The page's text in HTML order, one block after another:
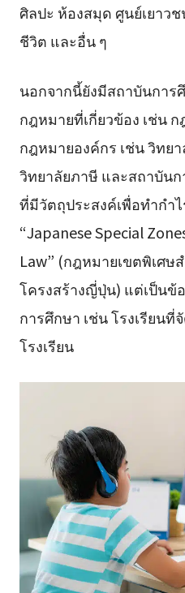
ศิลปะ ห้องสมุด ศูนย์เยาว
ชีวิต และอื่น ๆ
นอกจากนี้ยังมีสถาบันกา
กฎหมายที่เกี่ยวข้อง เช่น
กฎหมายองค์กร เช่น วิทย
วิทยาลัยภาษี และสถาบัน
ที่มีวัตถุประสงค์เพื่อทำกำ
“Japanese Special
Law” (กฎหมายเขตพิเศษ
โครงสร้างญี่ปุ่น) แต่เป็นข้
การศึกษา เช่น โรงเรียน
โรงเรียน